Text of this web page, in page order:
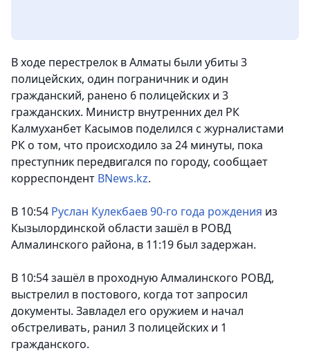
В ходе перестрелок в Алматы были убиты 3
полицейских, один пограничник и один
гражданский, ранено 6 полицейских и 3
гражданских. Министр внутренних дел РК
Калмуханбет Касымов поделился с журналистами
РК о том, что происходило за 24 минуты, пока
преступник передвигался по городу, сообщает
корреспондент BNews.kz.
В 10:54 Руслан Кулекбаев 90-го года рождения из
Кызылординской области зашёл в РОВД
Алмалинского района, в 11:19 был задержан.
В 10:54 зашёл в проходную Алмалинского РОВД,
выстрелил в постового, когда тот запросил
документы. Завладел его оружием и начал
обстреливать, ранил 3 полицейских и 1
гражданского.